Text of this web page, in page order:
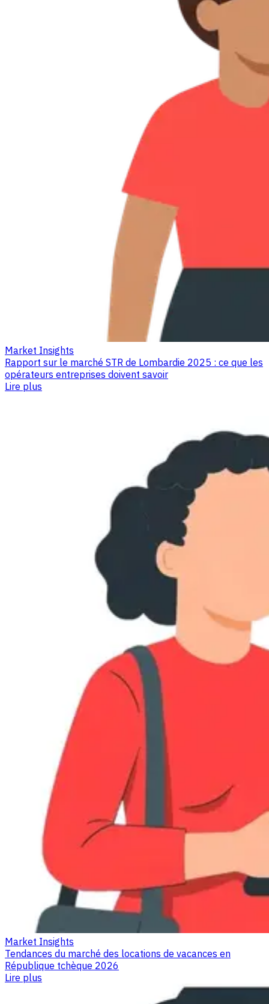
Market Insights
Rapport sur le marché STR de Lombardie 2025 : ce que les
opérateurs entreprises doivent savoir
Lire plus
Market Insights
Tendances du marché des locations de vacances en
République tchèque 2026
Lire plus